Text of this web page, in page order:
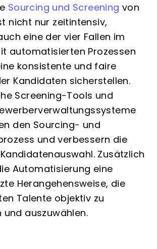
Sourcing und Screening von
nicht nur zeitintensiv,
eine der vier Fallen im
automatisierten Prozessen
konsistente und faire
Kandidaten sicherstellen.
Screening-Tools und
den Sourcing- und
und verbessern die
Zusätzlich
Automatisierung eine
Herangehensweise, die
Talente objektiv zu
und auszuwählen.